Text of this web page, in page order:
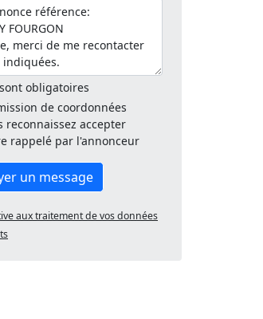
obligatoires
de coordonnées
reconnaissez accepter
rappelé par l'annonceur
un message
aux traitement de vos données